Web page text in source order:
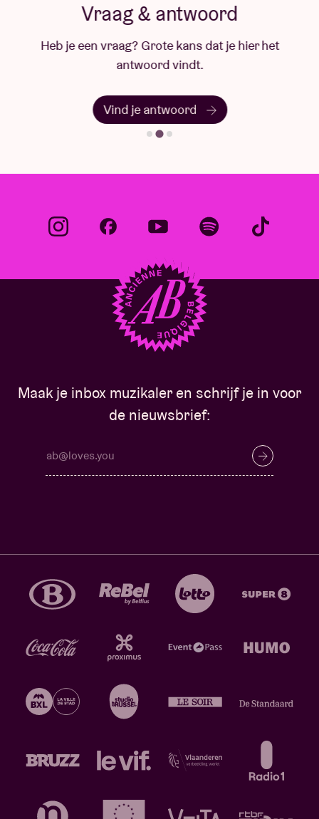
Vraag & antwoord
Heb je een vraag? Grote kans dat je hier het
antwoord vindt.
Vind je antwoord
Maak je inbox muzikaler en schrijf je in voor
de nieuwsbrief: